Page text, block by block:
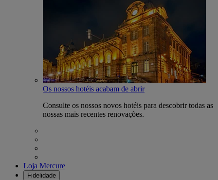
Os nossos hotéis acabam de abrir
Consulte os nossos novos hotéis para descobrir todas as
nossas mais recentes renovações.
Loja Mercure
Fidelidade